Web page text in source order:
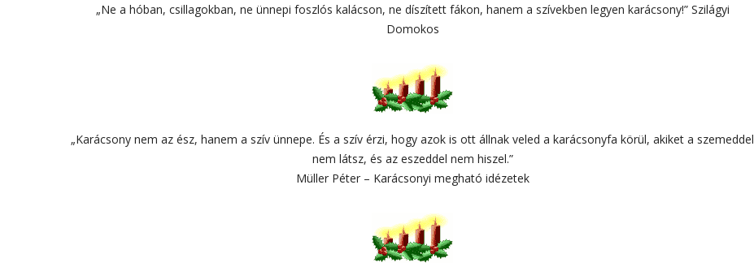
„Ne a hóban, csillagokban, ne ünnepi foszlós kalácson, ne díszített fákon, hanem a szívekben legyen karácsony!” Szilágyi
Domokos
„Karácsony nem az ész, hanem a szív ünnepe. És a szív érzi, hogy azok is ott állnak veled a karácsonyfa körül, akiket a szemeddel
nem látsz, és az eszeddel nem hiszel.”
Müller Péter – Karácsonyi megható idézetek